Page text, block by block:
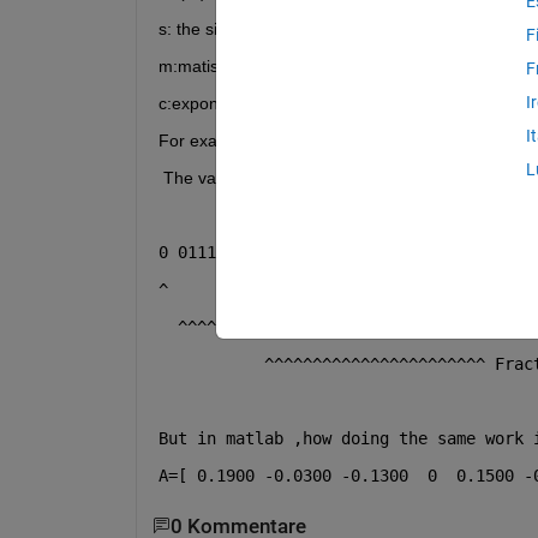
s: the sign
m:matissa
c:exponent
For example
The value 1.9844 as Binary floating point would
0 01111111 11111100000000011010010
^                                  Sign
^^^^^^^^
^^^^^^^^^^^^^^^^^^^^^^^
But in matlab ,how doing the same
A=[ 0.1900 -0.0300 -0.1300  0  0.1500
0 Kommentare